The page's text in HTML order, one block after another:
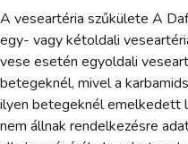
A veseartéria szűkülete A
egy- vagy kétoldali
vese esetén egyoldali
betegeknél, mivel a
ilyen betegeknél emelkedett
nem állnak rendelkezésre